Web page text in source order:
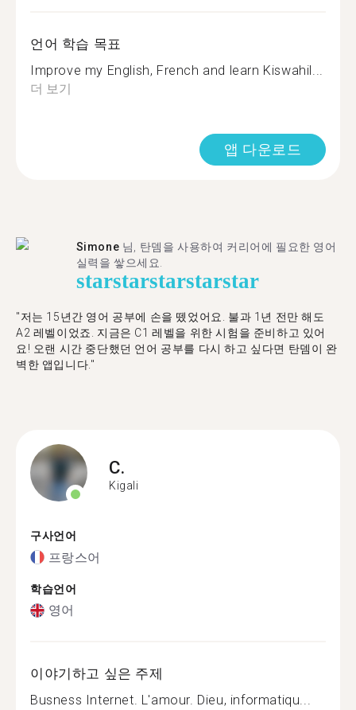
언어 학습 목표
Improve my English, French and learn Kiswahil...
더 보기
앱 다운로드
Simone 님, 탄뎀을 사용하여 커리어에 필요한 영어
실력을 쌓으세요.
starstarstarstarstar
"저는 15년간 영어 공부에 손을 뗐었어요. 불과 1년 전만 해도
A2 레벨이었죠. 지금은 C1 레벨을 위한 시험을 준비하고 있어
요! 오랜 시간 중단했던 언어 공부를 다시 하고 싶다면 탄뎀이 완
벽한 앱입니다."
C.
Kigali
구사언어
프랑스어
학습언어
영어
이야기하고 싶은 주제
Busness Internet. L'amour. Dieu, informatiqu...